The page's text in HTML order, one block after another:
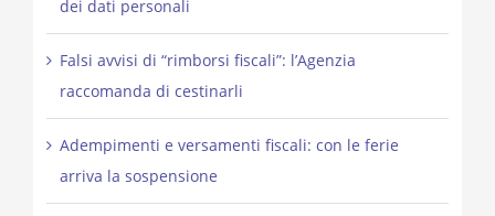
dei dati personali
Falsi avvisi di “rimborsi fiscali”: l’Agenzia
raccomanda di cestinarli
Adempimenti e versamenti fiscali: con le ferie
arriva la sospensione